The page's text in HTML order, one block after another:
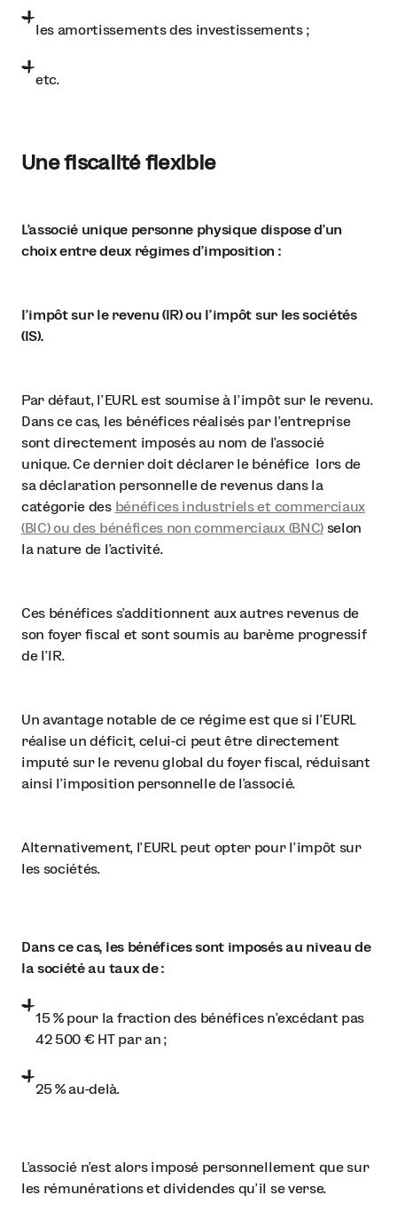
les amortissements des investissements ;
etc.
Une fiscalité flexible
L'associé unique personne physique dispose d'un
choix entre deux régimes d'imposition :
l'impôt sur le revenu (IR) ou l'impôt sur les sociétés
(IS).
Par défaut, l'EURL est soumise à l'impôt sur le revenu.
Dans ce cas, les bénéfices réalisés par l'entreprise
sont directement imposés au nom de l'associé
unique. Ce dernier doit déclarer le bénéfice lors de
sa déclaration personnelle de revenus dans la
catégorie des bénéfices industriels et commerciaux
(BIC) ou des bénéfices non commerciaux (BNC)selon
la nature de l'activité.
Ces bénéfices s'additionnent aux autres revenus de
son foyer fiscal et sont soumis au barème progressif
de l'IR.
Un avantage notable de ce régime est que si l'EURL
réalise un déficit, celui-ci peut être directement
imputé sur le revenu global du foyer fiscal, réduisant
ainsi l'imposition personnelle de l'associé.
Alternativement, l'EURL peut opter pour l'impôt sur
les sociétés.
Dans ce cas, les bénéfices sont imposés au niveau de
la société au taux de :
15 % pour la fraction des bénéfices n'excédant pas
42 500 € HT par an ;
25 % au-delà.
L'associé n'est alors imposé personnellement que sur
les rémunérations et dividendes qu'il se verse.